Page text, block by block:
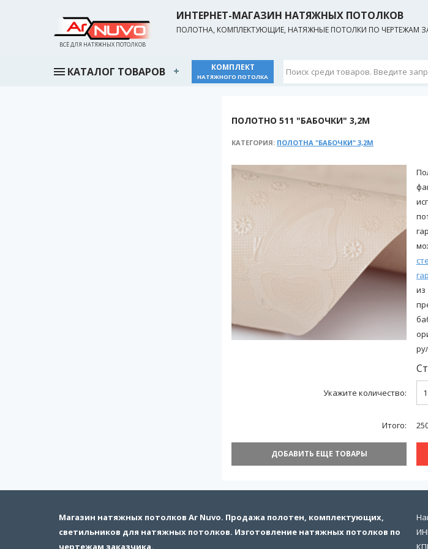
ВСЁ ДЛЯ НАТЯЖНЫХ ПОТОЛКОВ
ИНТЕРНЕТ-МАГАЗИН НАТЯЖНЫХ ПОТОЛКОВ
ПОЛОТНА, КОМПЛЕКТУЮЩИЕ, НАТЯЖНЫЕ ПОТОЛКИ ПО ЧЕРТЕЖАМ
КАТАЛОГ ТОВАРОВ КОМПЛЕКТ
НАТЯЖНОГО ПОТОЛКА
ПОЛОТНО 511 "БАБОЧКИ" 3,2М
КАТЕГОРИЯ: ПОЛОТНА "БАБОЧКИ" 3,2М
из
Укажите количество:
Итого:
ДОБАВИТЬ ЕЩЕ ТОВАРЫ
Магазин натяжных потолков Ar Nuvo. Продажа полотен, комплектующих,
светильников для натяжных потолков. Изготовление натяжных потолков по
чертежам заказчика.